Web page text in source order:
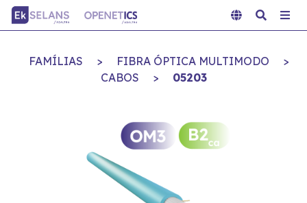
FAMÍLIAS > FIBRA ÓPTICA MULTIMODO
>
CABOS
> 05203